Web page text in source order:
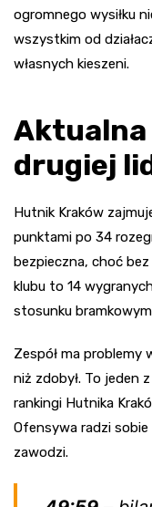
ogromnego wysiłku
wszystkim od
własnych kieszeni.
Aktualna
drugiej
Hutnik Kraków
punktami po 34
bezpieczna, choć
klubu to 14
stosunku
Zespół ma problemy
niż zdobył. To jeden
rankingi Hutnika
Ofensywa radzi
zawodzi.